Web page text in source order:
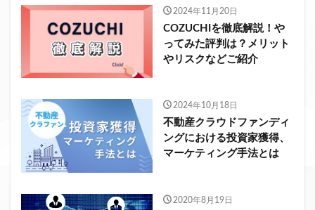
2024年11月20日
COZUCHIを徹底解説！や
ってみた評判は？メリット
やリスクなどご紹介
2024年10月18日
不動産クラウドファンディ
ングにおける投資家獲得、
マーケティング手法とは
2020年8月19日